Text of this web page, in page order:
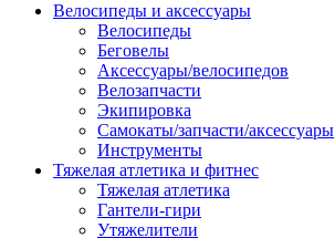
Велосипеды и аксессуары
Велосипеды
Беговелы
Аксессуары/велосипедов
Велозапчасти
Экипировка
Самокаты/запчасти/аксессуары
Инструменты
Тяжелая атлетика и фитнес
Тяжелая атлетика
Гантели-гири
Утяжелители